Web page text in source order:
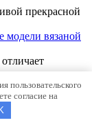
прекрасной
вязаной
— где купить
качества
пользовательского
согласие на